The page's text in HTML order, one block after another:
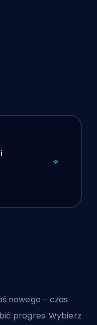
nowego – czas
progres. Wybierz